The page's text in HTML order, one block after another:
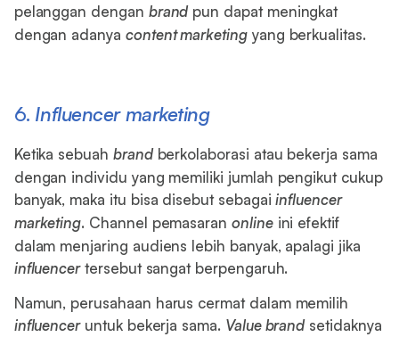
pelanggan dengan brandpun dapat meningkat
dengan adanya content marketingyang berkualitas.
6. Influencer marketing
Ketika sebuah brandberkolaborasi atau bekerja sama
dengan individu yang memiliki jumlah pengikut cukup
banyak, maka itu bisa disebut sebagaiinfluencer
marketing. Channel pemasaranonlineini efektif
dalam menjaring audiens lebih banyak, apalagi jika
influencertersebut sangat berpengaruh.
Namun, perusahaan harus cermat dalam memilih
influenceruntuk bekerja sama. Value brandsetidaknya